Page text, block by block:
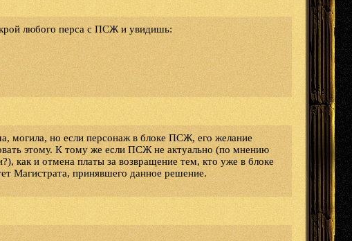
любого перса с ПСЖ и увидишь:
могила, но если персонаж в блоке ПСЖ, его желание
этому. К тому же если ПСЖ не актуально (по мнению
как и отмена платы за возвращение тем, кто уже в блоке
Магистрата, принявшего данное решение.